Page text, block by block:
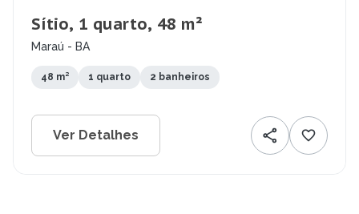
Sítio, 1 quarto, 48 m²
Maraú - BA
48 m² 1 quarto 2 banheiros
Ver Detalhes